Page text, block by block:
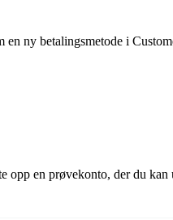
ny betalingsmetode i
opp en prøvekonto, der du